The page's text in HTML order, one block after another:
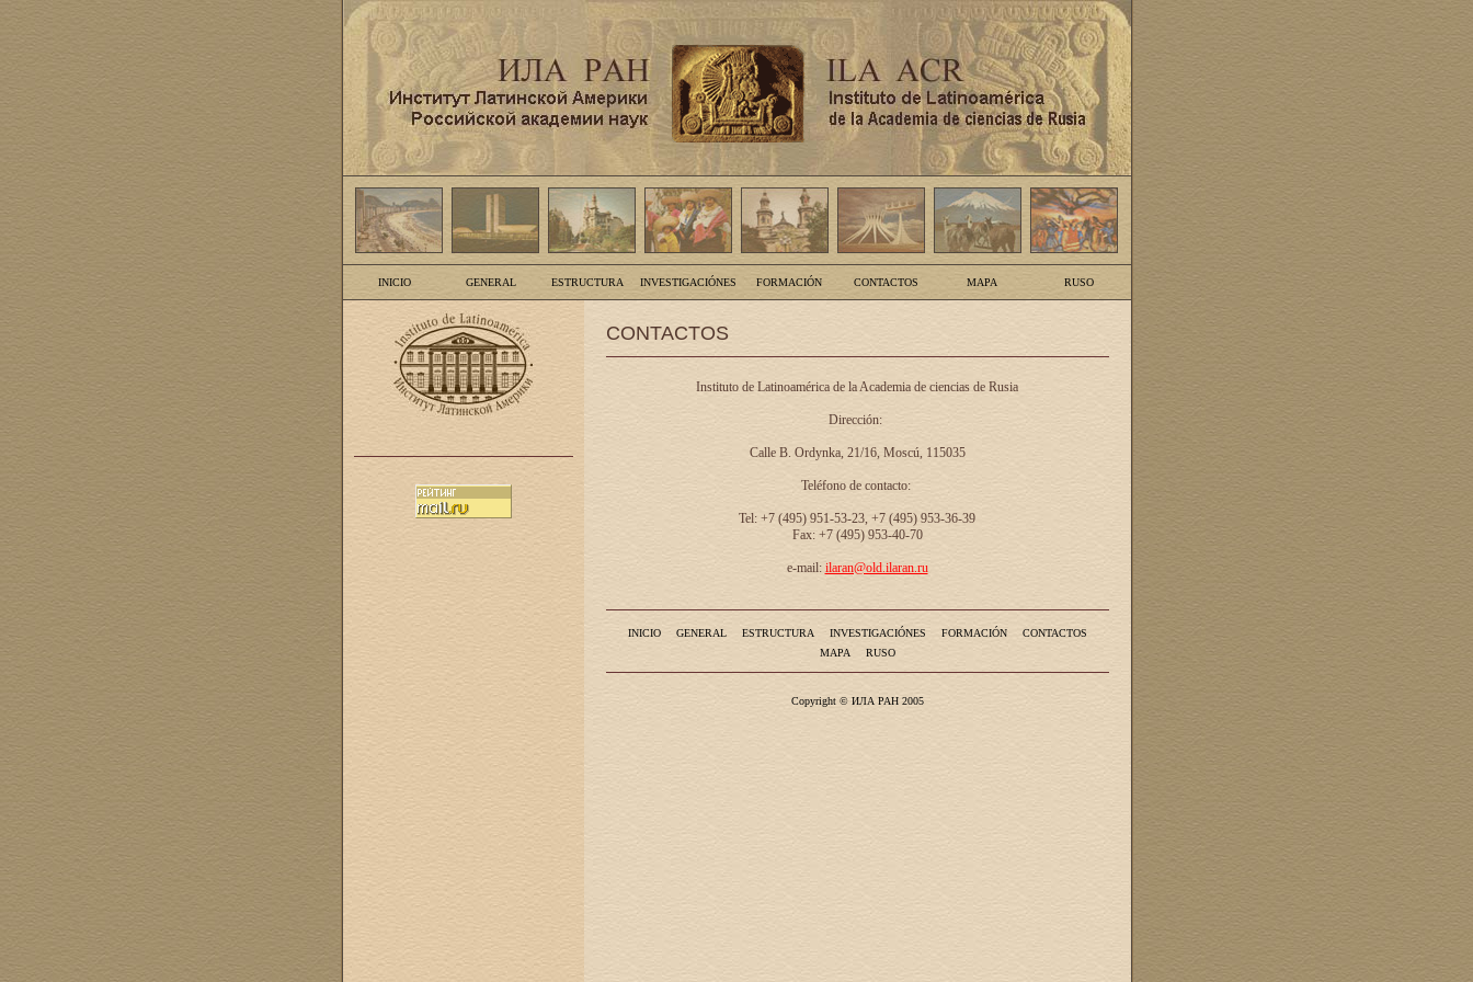
INICIO GENERAL ESTRUCTURA INVESTIGACIÓNES FORMACIÓN CONTACTOS MAPA RUSO
CONTACTOS
Instituto de Latinoamérica de la Academia de ciencias de Rusia
Dirección:
Calle B. Ordynka, 21/16, Moscú, 115035
Teléfono de contacto:
Tel: +7 (495) 951-53-23, +7 (495) 953-36-39
Fax: +7 (495) 953-40-70
e-mail: ilaran@old.ilaran.ru
INICIO GENERAL ESTRUCTURA INVESTIGACIÓNES FORMACIÓN
CONTACTOS
MAPA
RUSO
Copyright © ИЛА РАН 2005